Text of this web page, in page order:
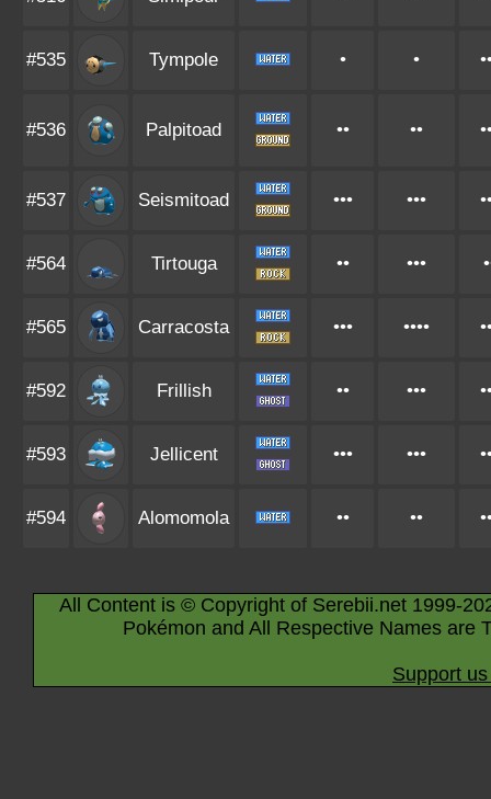
#535 Tympole • •
#536 Palpitoad •• ••
#537 Seismitoad ••• •••
#564 Tirtouga •• •••
#565 Carracosta ••• ••••
#592 Frillish •• •••
#593 Jellicent ••• •••
#594 Alomomola •• ••
All Content is © Copyright of Serebii.net 1999-
Pokémon and All Respective Names are
Support